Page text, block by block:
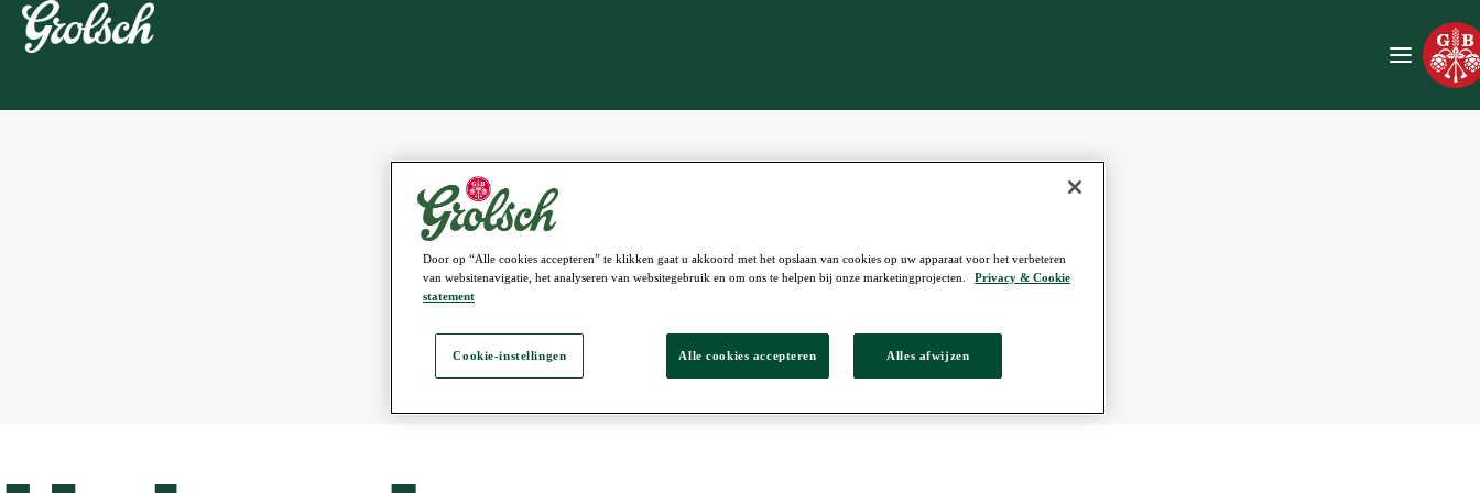
Door op “Alle cookies accepteren” te klikken gaat u akkoord met het opslaan van cookies op uw apparaat voor het verbeteren
van websitenavigatie, het analyseren van websitegebruik en om ons te helpen bij onze marketingprojecten.
Privacy & Cookie
statement
Alle cookies accepteren Alles afwijzen
Cookie-instellingen